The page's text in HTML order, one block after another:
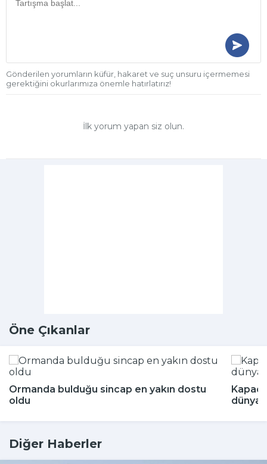
Gönderilen yorumların küfür, hakaret ve suç unsuru içermemesi
gerektiğini okurlarımıza önemle hatırlatırız!
İlk yorum yapan siz olun.
Öne Çıkanlar
Ormanda bulduğu sincap en yakın dostu
oldu
Diğer Haberler